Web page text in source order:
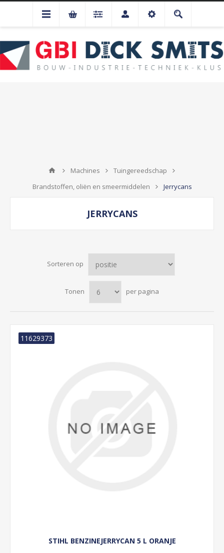
Machines
Tuingereedschap
Brandstoffen, oliën en smeermiddelen
Jerrycans
JERRYCANS
Sorteren op
Tonen per pagina
STIHL BENZINEJERRYCAN 5 L ORANJE
11629373